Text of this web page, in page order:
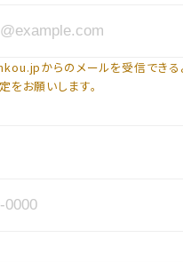
からのメールを受信できる
をお願いします。